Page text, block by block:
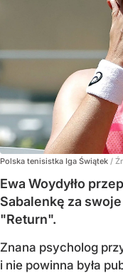
Polska tenisistka Iga Świątek /
Ewa Woydyłło
Sabalenkę za
"Return".
Znana psycholog
i nie powinna była